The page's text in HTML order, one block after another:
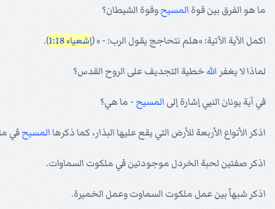
ما هو الفرق بين قوة المسيحوقوة الشيطان؟
اكمل الآية الآتية: »هلم نتحاجج يقول الرب: - « (إشعياء 1:18 ).
لماذا لا يغفر اللهخطية التجديف على الروح القدس؟
في آية يونان النبي إشارة إلى المسيح - ما هي؟
اذكر الأنواع الأربعة للأرض التي يقع عليها البذار، كما ذكرهاالمسيحفي
اذكر صفتين لحبة الخردل موجودتين في ملكوت السماوات.
اذكر شبهاً بين عمل ملكوت السماوت وعمل الخميرة.